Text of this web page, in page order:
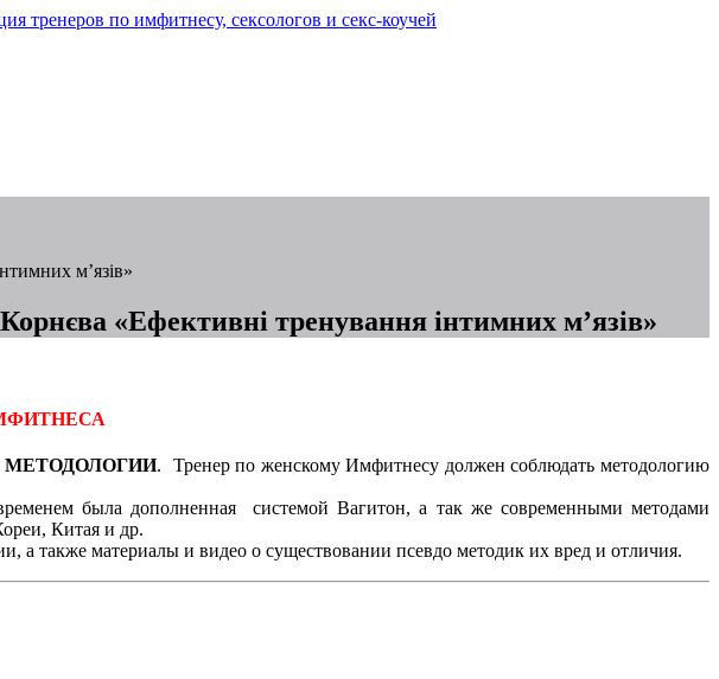
м’язів»
«Ефективні тренування інтимних м’язів»
МЕТОДОЛОГИИ. Тренер по женскому Имфитнесу должен соблюдать методологию
была дополненная системой Вагитон, а так же современными методами
Китая и др.
а также материалы и видео о существовании псевдо методик их вред и отличия.